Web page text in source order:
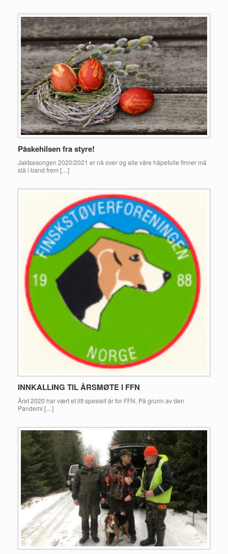
Påskehilsen fra styre!
Jaktsesongen 2020/2021 er nå over og alle våre håpefulle finner må
stå i band frem […]
INNKALLING TIL ÅRSMØTE I FFN
Året 2020 har vært et litt spesielt år for FFN. På grunn av den
Pandemi […]